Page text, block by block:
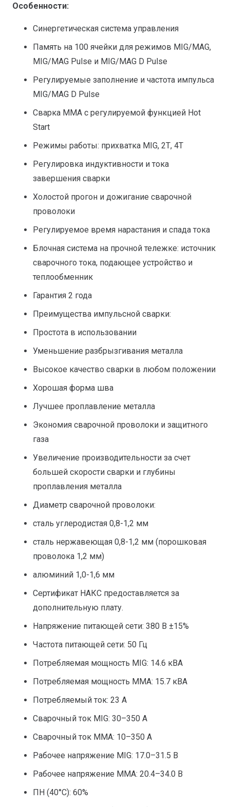
Особенности:
Синергетическая система управления
Память на 100 ячейки для режимов MIG/MAG,
MIG/MAG Pulse и MIG/MAG D Pulse
Регулируемые заполнение и частота импульса
MIG/MAG D Pulse
Сварка MMA с регулируемой функцией Hot
Start
Режимы работы: прихватка MIG, 2Т, 4Т
Регулировка индуктивности и тока
завершения сварки
Холостой прогон и дожигание сварочной
проволоки
Регулируемое время нарастания и спада тока
Блочная система на прочной тележке: источник
сварочного тока, подающее устройство и
теплообменник
Гарантия 2 года
Преимущества импульсной сварки:
Простота в использовании
Уменьшение разбрызгивания металла
Высокое качество сварки в любом положении
Хорошая форма шва
Лучшее проплавление металла
Экономия сварочной проволоки и защитного
газа
Увеличение производительности за счет
большей скорости сварки и глубины
проплавления металла
Диаметр сварочной проволоки:
сталь углеродистая 0,8-1,2 мм
сталь нержавеющая 0,8-1,2 мм (порошковая
проволока 1,2 мм)
алюминий 1,0-1,6 мм
Сертификат НАКС предоставляется за
дополнительную плату.
Напряжение питающей сети: 380 В ±15%
Частота питающей сети: 50 Гц
Потребляемая мощность MIG: 14.6 кВА
Потребляемая мощность ММА: 15.7 кВА
Потребляемый ток: 23 А
Сварочный ток MIG: 30–350 А
Сварочный ток MMA: 10–350 А
Рабочее напряжение MIG: 17.0–31.5 В
Рабочее напряжение ММА: 20.4–34.0 В
ПН (40°C): 60%